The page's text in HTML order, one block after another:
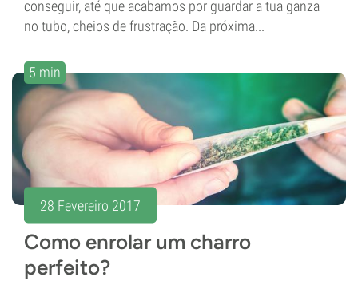
conseguir, até que acabamos por guardar a tua ganza
no tubo, cheios de frustração. Da próxima...
5 min
28 Fevereiro 2017
Como enrolar um charro
perfeito?